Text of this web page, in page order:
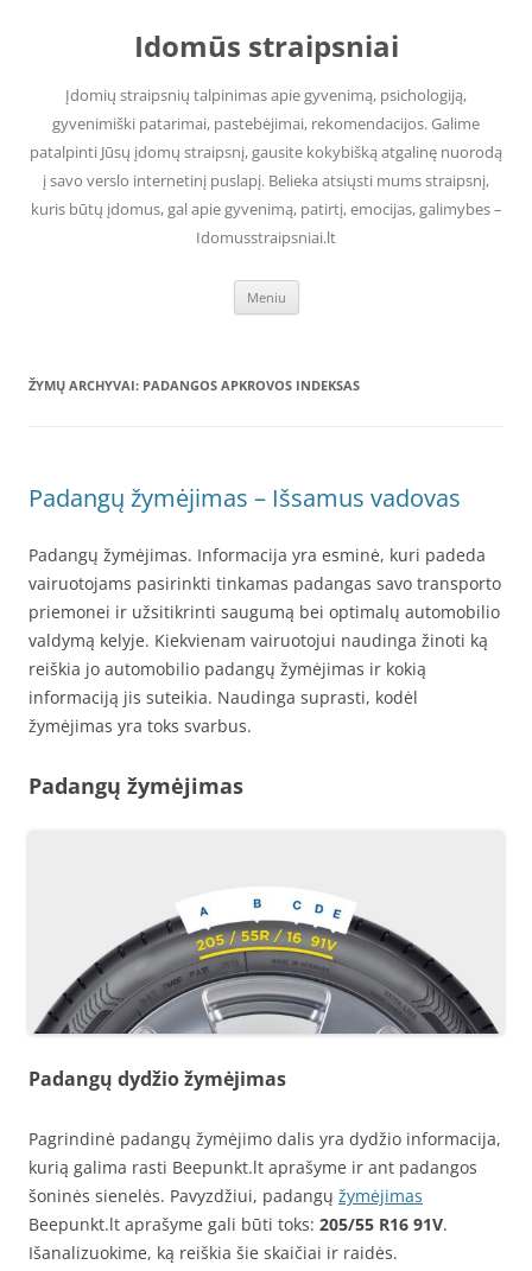
Idomūs straipsniai
Įdomių straipsnių talpinimas apie gyvenimą, psichologiją,
gyvenimiški patarimai, pastebėjimai, rekomendacijos. Galime
patalpinti Jūsų įdomų straipsnį, gausite kokybišką atgalinę nuorodą
į savo verslo internetinį puslapį. Belieka atsiųsti mums straipsnį,
kuris būtų įdomus, gal apie gyvenimą, patirtį, emocijas, galimybes –
Idomusstraipsniai.lt
Meniu
ŽYMŲ ARCHYVAI: PADANGOS APKROVOS INDEKSAS
Padangų žymėjimas – Išsamus vadovas
Padangų žymėjimas. Informacija yra esminė, kuri padeda
vairuotojams pasirinkti tinkamas padangas savo transporto
priemonei ir užsitikrinti saugumą bei optimalų automobilio
valdymą kelyje. Kiekvienam vairuotojui naudinga žinoti ką
reiškia jo automobilio padangų žymėjimas ir kokią
informaciją jis suteikia. Naudinga suprasti, kodėl
žymėjimas yra toks svarbus.
Padangų žymėjimas
Padangų dydžio žymėjimas
Pagrindinė padangų žymėjimo dalis yra dydžio informacija,
kurią galima rasti Beepunkt.lt aprašyme ir ant padangos
šoninės sienelės. Pavyzdžiui, padangų žymėjimas
Beepunkt.lt aprašyme gali būti toks: 205/55 R16 91V.
Išanalizuokime, ką reiškia šie skaičiai ir raidės.